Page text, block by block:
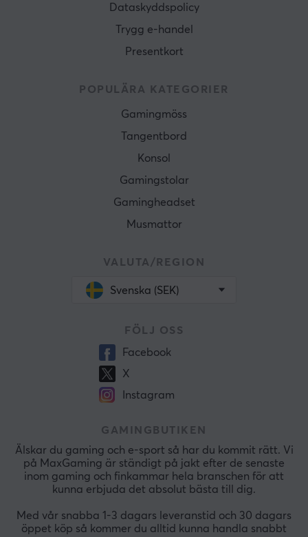
Dataskyddspolicy
Trygg e-handel
Presentkort
POPULÄRA KATEGORIER
Gamingmöss
Tangentbord
Konsol
Gamingstolar
Gamingheadset
Musmattor
VALUTA/REGION
Svenska (SEK)
FÖLJ OSS
Facebook
X
Instagram
GAMINGBUTIKEN
Älskar du gaming och e-sport så har du kommit rätt. Vi
på MaxGaming är ständigt på jakt efter de senaste
inom gaming och finkammar hela branschen för att
kunna erbjuda det absolut bästa till dig.
Med vår snabba 1-3 dagars leveranstid och 30 dagars
öppet köp så kommer du alltid kunna handla snabbt